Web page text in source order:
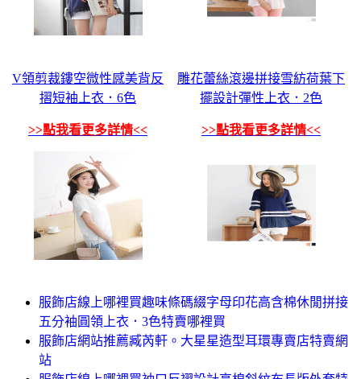
V領剪裁鏤空微性感美背反
摺短袖上衣．6色
>>點我看更多詳情<<
雕花蕾絲滾邊拼接雪紡荷葉下
擺設計彈性上衣．2色
>>點我看更多詳情<<
服飾店線上哪裡買趣味條碼綴字母印花高含棉休閒拼接
五分袖圓領上衣．3色特賣哪裡買
服飾店網站推薦臧芮軒。大星星造型耳環專賣店特賣網
站